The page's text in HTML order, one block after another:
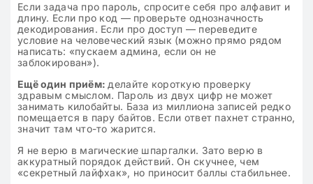
Если задача про пароль, спросите себя про алфавит и
длину. Если про код — проверьте однозначность
декодирования. Если про доступ — переведите
условие на человеческий язык (можно прямо рядом
написать: «пускаем админа, если он не
заблокирован»).
Ещё один приём: делайте короткую проверку
здравым смыслом. Пароль из двух цифр не может
занимать килобайты. База из миллиона записей редко
помещается в пару байтов. Если ответ пахнет странно,
значит там что-то жарится.
Я не верю в магические шпаргалки. Зато верю в
аккуратный порядок действий. Он скучнее, чем
«секретный лайфхак», но приносит баллы стабильнее.